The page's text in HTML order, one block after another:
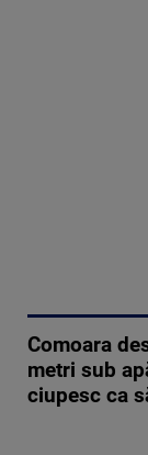
Comoara
metri sub
ciupesc ca